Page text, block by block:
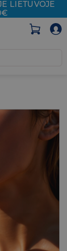
LIETUVOJE